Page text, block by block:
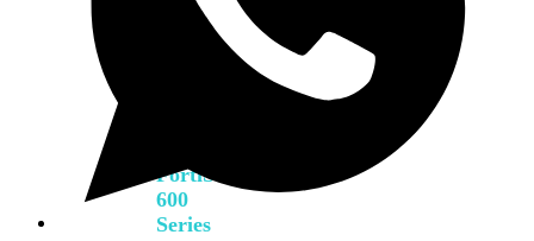
Series
FortiSwitch
FortiSwitch
600
Series